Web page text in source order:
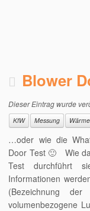
Blower
Dieser Eintrag wurde
KfW Messung
…oder wie die
Door Test 🙂 Wie
Test durchführt
Informationen
(Bezeichnung
volumenbezogene